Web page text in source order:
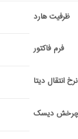
ظرفیت هارد
فرم فاکتور
نرخ انتقال دیتا
دیسک